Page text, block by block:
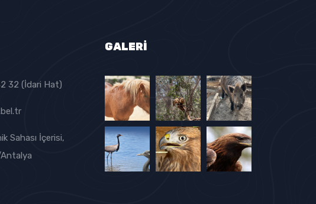
32 (İdari Hat)
Sahası İçerisi,
GALERI